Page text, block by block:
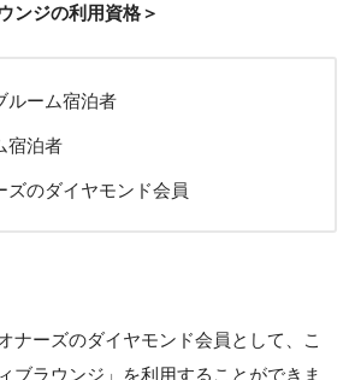
ンジの利用資格＞
ルーム宿泊者
宿泊者
ズのダイヤモンド会員
ナーズのダイヤモンド会員として、こ
ブラウンジ」を利用することができま